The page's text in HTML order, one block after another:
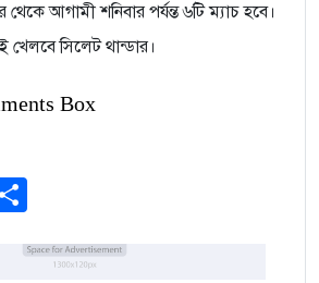
থেকে আগামী শনিবার পর্যন্ত ৬টি ম্যাচ হবে।
খেলবে সিলেট থান্ডার।
Box